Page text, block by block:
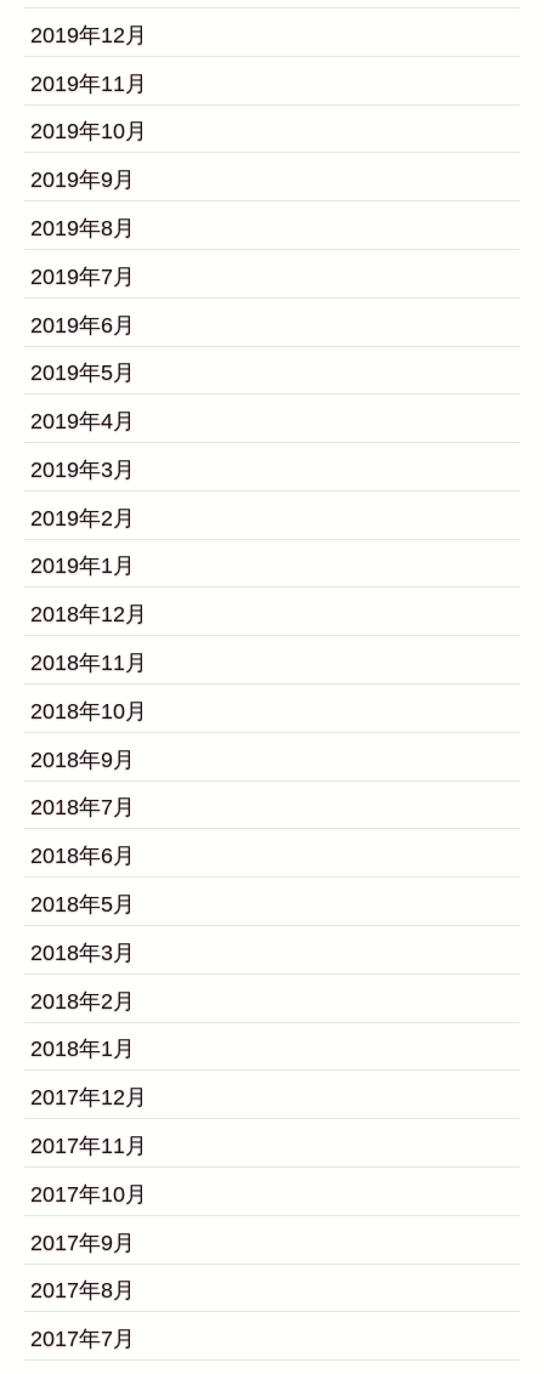
2019年12月
2019年11月
2019年10月
2019年9月
2019年8月
2019年7月
2019年6月
2019年5月
2019年4月
2019年3月
2019年2月
2019年1月
2018年12月
2018年11月
2018年10月
2018年9月
2018年7月
2018年6月
2018年5月
2018年3月
2018年2月
2018年1月
2017年12月
2017年11月
2017年10月
2017年9月
2017年8月
2017年7月